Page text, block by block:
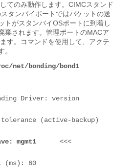
てのみ動作します。CIMCスタンド
タンバイポートではパケットの送
トがスタンバイOSポートに到着し
棄されます。管理ポートのMACア
す。コマンドを使用して、アクテ
。
net/bonding/bond1
Driver: version
(active-backup)
mgmt1 <<<
(ms): 60